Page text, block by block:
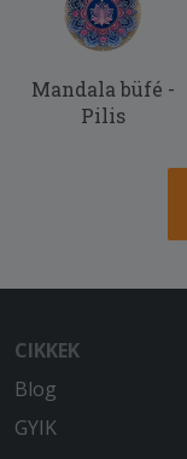
2026-06-13
2026-05-26 -
telefonon
finom
őket
Mandala büfé -
Pilis
CIKKEK
Blog
GYIK